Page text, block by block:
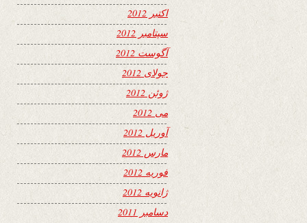
اکتبر 2012
سپتامبر 2012
آگوست 2012
جولای 2012
ژوئن 2012
می 2012
آوریل 2012
مارس 2012
فوریه 2012
ژانویه 2012
دسامبر 2011